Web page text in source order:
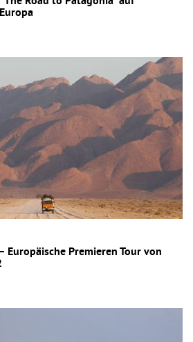
Europäische Premieren Tour von